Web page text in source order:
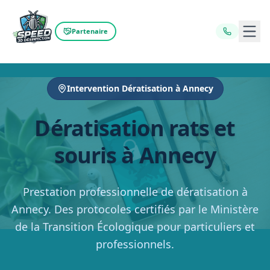
Partenaire
Intervention Dératisation à Annecy
Dératisation rats et
souris à Annecy
Prestation professionnelle de dératisation à
Annecy. Des protocoles certifiés par le Ministère
de la Transition Écologique pour particuliers et
professionnels.